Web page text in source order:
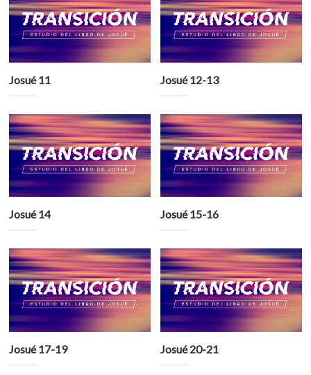
Josué 11 Josué 12-13
Josué 14 Josué 15-16
Josué 17-19 Josué 20-21